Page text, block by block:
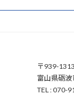
〒939-1313
富山県砺
TEL : 070-